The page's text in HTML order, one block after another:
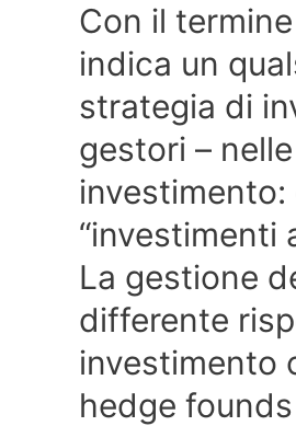
Con il
indica un
strategia di
gestori –
“investimenti
La gestione
differente
investimento
hedge